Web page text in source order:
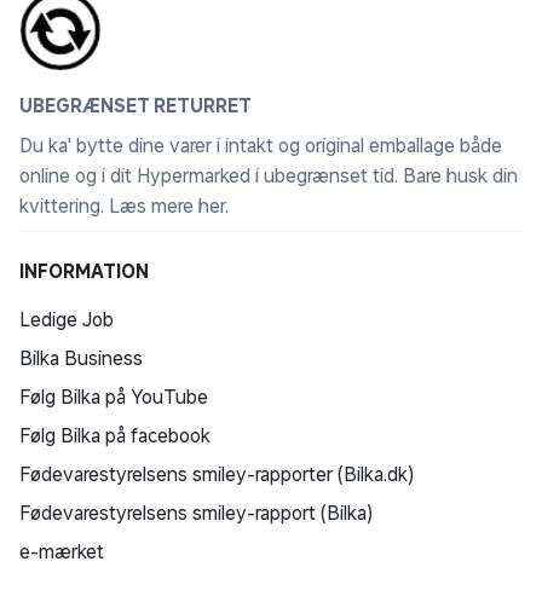
UBEGRÆNSET RETURRET
Du ka' bytte dine varer i intakt og original emballage både
online og i dit Hypermarked i ubegrænset tid. Bare husk din
kvittering. Læs mere her.
INFORMATION
Ledige Job
Bilka Business
Følg Bilka på YouTube
Følg Bilka på facebook
Fødevarestyrelsens smiley-rapporter (Bilka.dk)
Fødevarestyrelsens smiley-rapport (Bilka)
e-mærket